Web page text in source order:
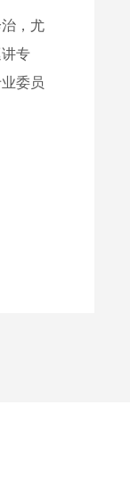
，尤
专
委员